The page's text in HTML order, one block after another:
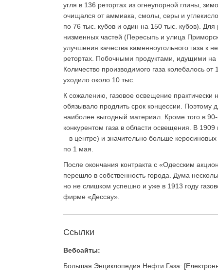
угля в 136 ретортах из огнеупорной глины,
очищался от аммиака, смолы, серы и
по 76 тыс. кубов и один на 150 тыс. кубов).
низменных частей (Пересыпь и улица
улучшения качества каменноугольного газа
ретортах. Побочными продуктами, идущими
Количество производимого газа колебалось
уходило около 10 тыс.
К сожалению, газовое освещение практически
обязывало продлить срок концессии. Поэтому
наиболее выгодный материал. Кроме того в
конкурентом газа в области освещения. В
– в центре) и значительно больше
по 1 мая.
После окончания контракта с «Одесским
перешло в собственность города. Дума
но не слишком успешно и уже в 1913 году
фирме «Дессау».
Cсылки
Вебсайты:
Большая Энциклопедия Нефти Газа: